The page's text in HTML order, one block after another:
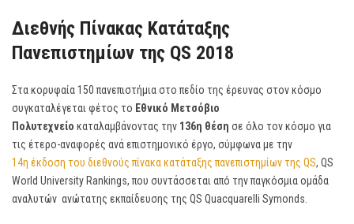
Διεθνής Πίνακας Κατάταξης
Πανεπιστημίων της QS 2018
Στα κορυφαία 150 πανεπιστήμια στο πεδίο της έρευνας στον κόσμο
συγκαταλέγεται φέτος το Εθνικό Μετσόβιο
Πολυτεχνείο καταλαμβάνοντας την 136η θέση σε όλο τον κόσμο για
τις έτερο-αναφορές ανά επιστημονικό έργο, σύμφωνα με την
14η έκδοση του διεθνούς πίνακα κατάταξης πανεπιστημίων της QS, QS
World University Rankings, που συντάσσεται από την παγκόσμια ομάδα
αναλυτών ανώτατης εκπαίδευσης της QS Quacquarelli Symonds.